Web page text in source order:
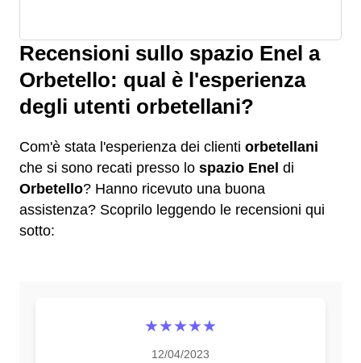
Recensioni sullo spazio Enel a
Orbetello: qual è l'esperienza
degli utenti orbetellani?
Com'è stata l'esperienza dei clienti orbetellani
che si sono recati presso lo spazio Enel di
Orbetello? Hanno ricevuto una buona
assistenza? Scoprilo leggendo le recensioni qui
sotto:
★★★★★
12/04/2023